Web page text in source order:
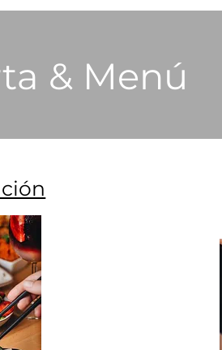
& Menú